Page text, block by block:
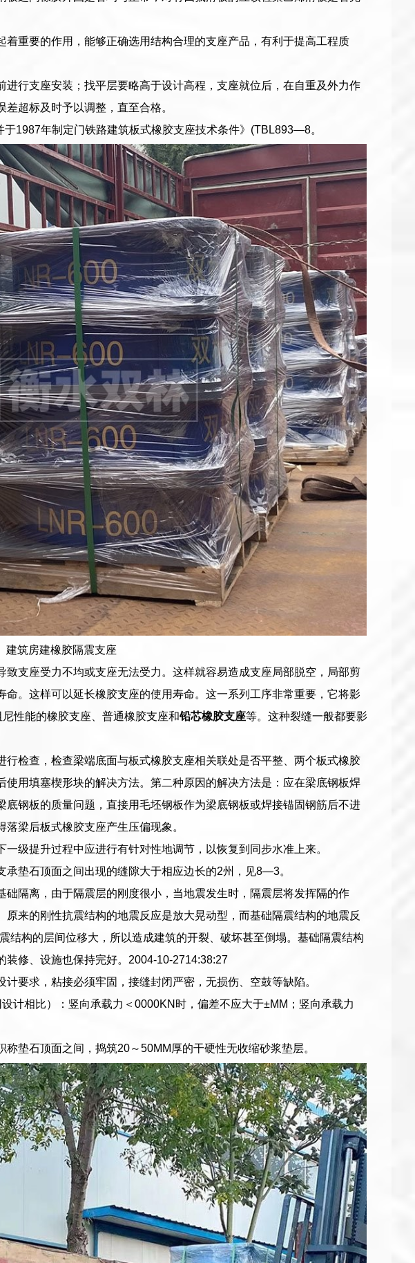
重要的作用，能够正确选用结构合理的支座产品，有利于提高工程质
行支座安装；找平层要略高于设计高程，支座就位后，在自重及外力作
超标及时予以调整，直至合格。
1987年制定门铁路建筑板式橡胶支座技术条件》(TBL893—8。
建筑房建橡胶隔震支座
支座受力不均或支座无法受力。这样就容易造成支座局部脱空，局部剪
。这样可以延长橡胶支座的使用寿命。这一系列工序非常重要，它将影
性能的橡胶支座、普通橡胶支座和铅芯橡胶支座等。这种裂缝一般都要影
检查，检查梁端底面与板式橡胶支座相关联处是否平整、两个板式橡胶
用填塞楔形块的解决方法。第二种原因的解决方法是：应在梁底钢板焊
钢板的质量问题，直接用毛坯钢板作为梁底钢板或焊接锚固钢筋后不进
梁后板式橡胶支座产生压偏现象。
级提升过程中应进行有针对性地调节，以恢复到同步水准上来。
垫石顶面之间出现的缝隙大于相应边长的2州，见8—3。
隔离，由于隔震层的刚度很小，当地震发生时，隔震层将发挥隔的作
来的刚性抗震结构的地震反应是放大晃动型，而基础隔震结构的地震反
结构的层间位移大，所以造成建筑的开裂、破坏甚至倒塌。基础隔震结构
修、设施也保持完好。2004-10-2714:38:27
要求，粘接必须牢固，接缝封闭严密，无损伤、空鼓等缺陷。
计相比）：竖向承载力＜0000KN时，偏差不应大于±MM；竖向承载力
垫石顶面之间，捣筑20～50MM厚的干硬性无收缩砂浆垫层。